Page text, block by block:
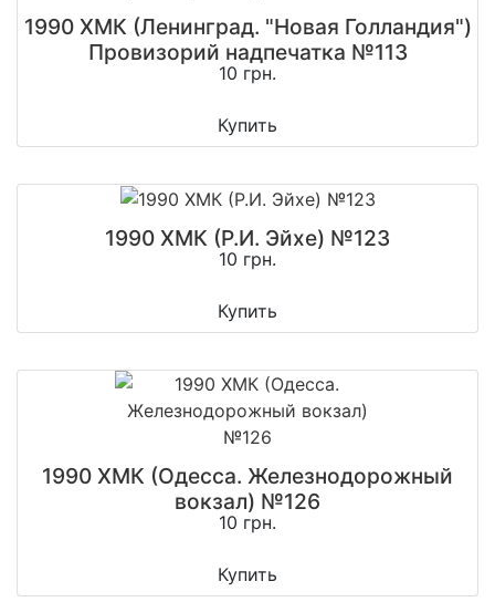
1990 ХМК (Ленинград. "Новая Голландия")
Провизорий надпечатка №113
10 грн.
Купить
1990 ХМК (Р.И. Эйхе) №123
10 грн.
Купить
1990 ХМК (Одесса. Железнодорожный
вокзал) №126
10 грн.
Купить